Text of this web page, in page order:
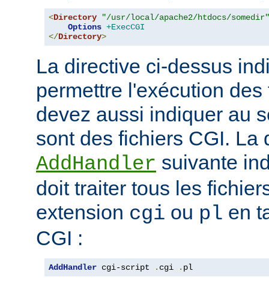
<Directory
"/usr/local/apache2/htdocs/somedir"
Options +ExecCGI
</Directory>
La directive ci-dessus
permettre l'exécution
devez aussi indiquer au
sont des fichiers CGI. La
AddHandler suivante
doit traiter tous les
extension cgi ou pl en
CGI :
AddHandler cgi-script . cgi . pl